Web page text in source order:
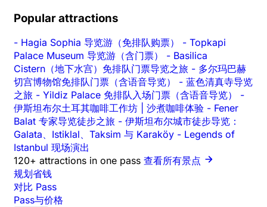
Popular attractions
- Hagia Sophia 导览游（免排队购票） - Topkapi
Palace Museum 导览游（含门票） - Basilica
Cistern（地下水宫）免排队门票导览之旅 - 多尔玛巴赫
切宫博物馆免排队门票（含语音导览） - 蓝色清真寺导览
之旅 - Yildiz Palace 免排队入场门票（含语音导览） -
伊斯坦布尔土耳其咖啡工作坊 | 沙煮咖啡体验 - Fener
Balat 专家导览徒步之旅 - 伊斯坦布尔城市徒步导览：
Galata、Istiklal、Taksim 与 Karaköy - Legends of
Istanbul 现场演出
120+ attractions in one pass 查看所有景点
规划省钱
对比 Pass
Pass与价格